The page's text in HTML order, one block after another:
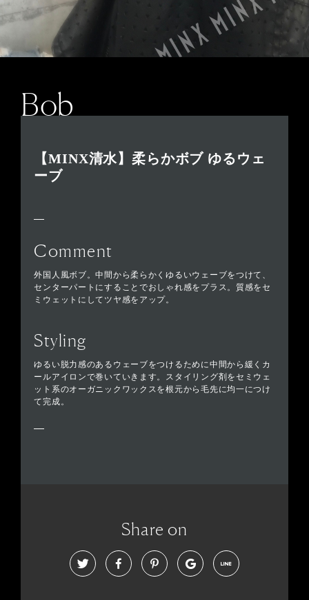
Bob
【MINX清水】柔らかボブ ゆるウェ
ーブ
Comment
外国人風ボブ。中間から柔らかくゆるいウェーブをつけて、
センターパートにすることでおしゃれ感をプラス。質感をセ
ミウェットにしてツヤ感をアップ。
Styling
ゆるい脱力感のあるウェーブをつけるために中間から緩くカ
ールアイロンで巻いていきます。スタイリング剤をセミウェ
ット系のオーガニックワックスを根元から毛先に均一につけ
て完成。
Share on